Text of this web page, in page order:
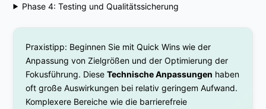
Phase 4: Testing und Qualitätssicherung
Praxistipp: Beginnen Sie mit Quick Wins wie der
Anpassung von Zielgrößen und der Optimierung der
Fokusführung. DieseTechnische Anpassungen haben
oft große Auswirkungen bei relativ geringem Aufwand.
Komplexere Bereiche wie die barrierefreie